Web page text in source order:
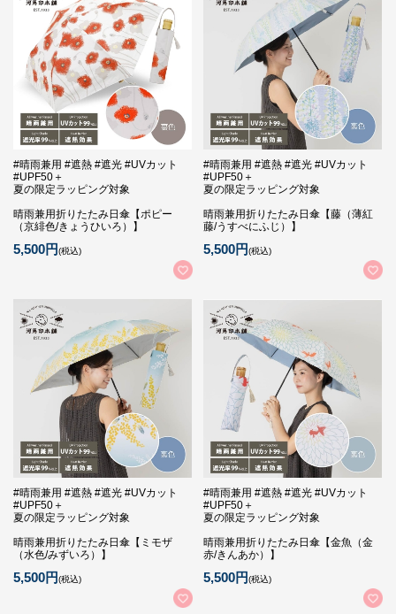
#晴雨兼用 #遮熱 #遮光 #UVカット
#UPF50＋
夏の限定ラッピング対象
晴雨兼用折りたたみ日傘【ポピー
（京緋色/きょうひいろ）】
5,500円(税込)
#晴雨兼用 #遮熱 #遮光 #UVカット
#UPF50＋
夏の限定ラッピング対象
晴雨兼用折りたたみ日傘【藤（薄紅
藤/うすべにふじ）】
5,500円(税込)
#晴雨兼用 #遮熱 #遮光 #UVカット
#UPF50＋
夏の限定ラッピング対象
晴雨兼用折りたたみ日傘【ミモザ
（水色/みずいろ）】
5,500円(税込)
#晴雨兼用 #遮熱 #遮光 #UVカット
#UPF50＋
夏の限定ラッピング対象
晴雨兼用折りたたみ日傘【金魚（金
赤/きんあか）】
5,500円(税込)